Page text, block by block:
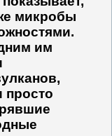
микробы
им
просто